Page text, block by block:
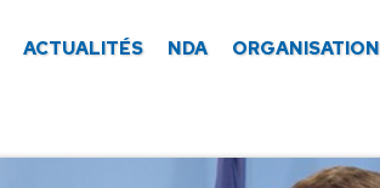
ACTUALITÉS NDA ORGANISATION